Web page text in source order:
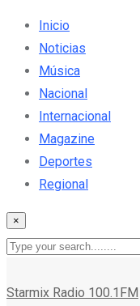
Inicio
Noticias
Música
Nacional
Internacional
Magazine
Deportes
Regional
×
Starmix Radio 100.1FM